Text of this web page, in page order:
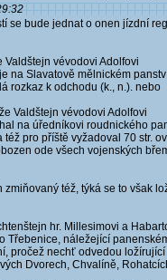
se bude jednat o onen jízdní
Valdštejn vévodovi Adolfovi
na Slavatově mělnickém
rozkaz k odchodu (k., n.). nebo
Valdštejn vévodovi Adolfovi
na úředníkovi roudnického
též pro příště vyžadoval 70 str.
ode všech vojenských
též, týká se to však
hr. Millesimovi a
Třebenice, náležející
pročež nechť odvedou
Dvorech, Chvalíně,